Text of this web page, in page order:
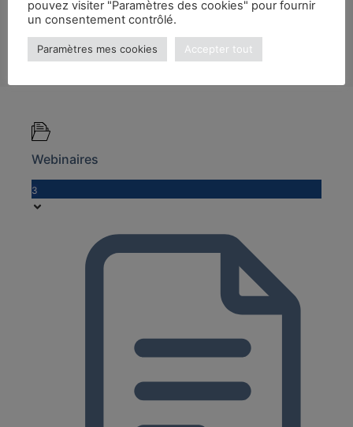
Webinaires
3
pouvez visiter "Paramètres des cookies" pour fournir
un consentement contrôlé.
Paramètres mes cookies Accepter tout